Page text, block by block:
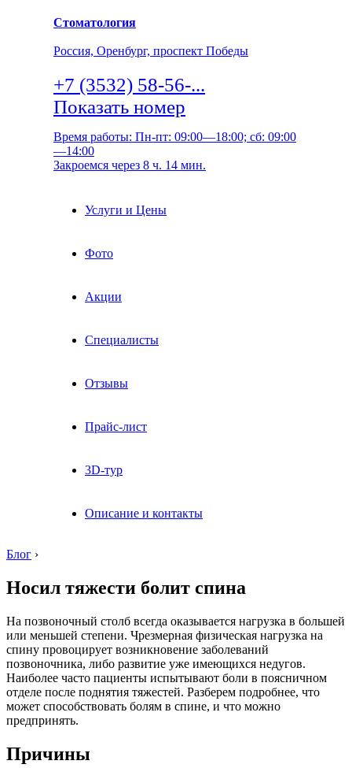
Стоматология
Россия, Оренбург, проспект Победы
+7 (3532) 58-56-...
Показать номер
Время работы: Пн-пт: 09:00—18:00; сб: 09:00
—14:00
Закроемся через 8 ч. 14 мин.
Услуги и Цены
Фото
Акции
Специалисты
Отзывы
Прайс-лист
3D-тур
Описание и контакты
Блог ›
Носил тяжести болит спина
На позвоночный столб всегда оказывается нагрузка в большей
или меньшей степени. Чрезмерная физическая нагрузка на
спину провоцирует возникновение заболеваний
позвоночника, либо развитие уже имеющихся недугов.
Наиболее часто пациенты испытывают боли в поясничном
отделе после поднятия тяжестей. Разберем подробнее, что
может способствовать болям в спине, и что можно
предпринять.
Причины